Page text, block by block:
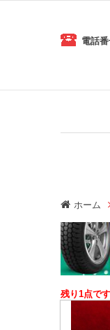
電話
ホーム
残り1点で